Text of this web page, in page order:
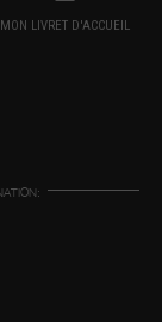
MON LIVRET D'ACCUEIL